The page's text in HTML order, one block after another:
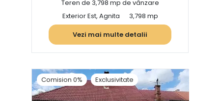
Teren de 3,798 mp de vânzare
Exterior Est, Agnita
3,798 mp
Vezi mai multe detalii
Comision 0% Exclusivitate